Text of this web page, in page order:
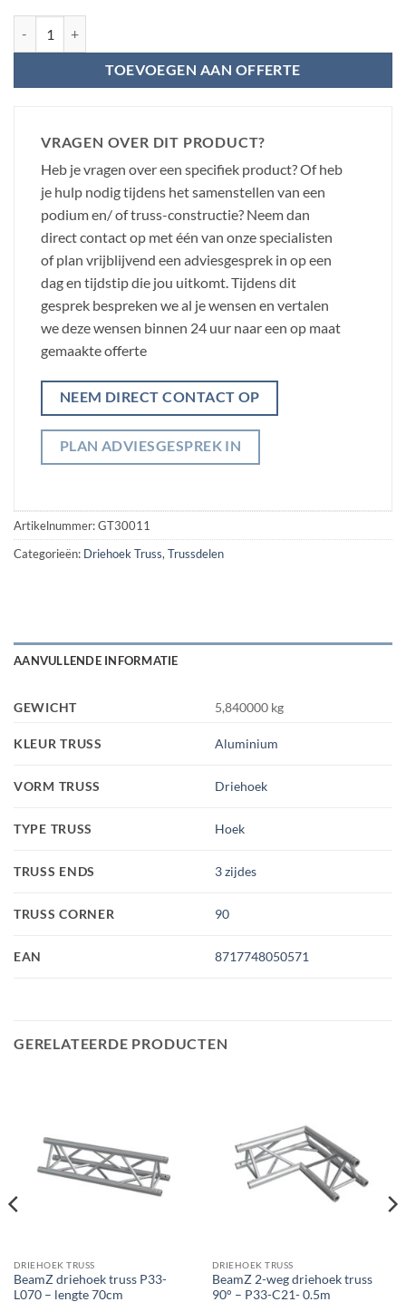
TOEVOEGEN AAN OFFERTE
VRAGEN OVER DIT PRODUCT?
Heb je vragen over een specifiek product? Of heb
je hulp nodig tijdens het samenstellen van een
podium en/ of truss-constructie? Neem dan
direct contact op met één van onze specialisten
of plan vrijblijvend een adviesgesprek in op een
dag en tijdstip die jou uitkomt. Tijdens dit
gesprek bespreken we al je wensen en vertalen
we deze wensen binnen 24 uur naar een op maat
gemaakte offerte
NEEM DIRECT CONTACT OP
PLAN ADVIESGESPREK IN
Artikelnummer:GT30011
Categorieën: Driehoek Truss, Trussdelen
AANVULLENDE INFORMATIE
GEWICHT 5,840000 kg
KLEUR TRUSS Aluminium
VORM TRUSS Driehoek
TYPE TRUSS Hoek
TRUSS ENDS 3 zijdes
TRUSS CORNER 90
EAN 8717748050571
GERELATEERDE PRODUCTEN
DRIEHOEK TRUSS
BeamZ driehoek truss P33-
L070 – lengte 70cm
DRIEHOEK TRUSS
BeamZ 2-weg driehoek truss
90° – P33-C21- 0.5m